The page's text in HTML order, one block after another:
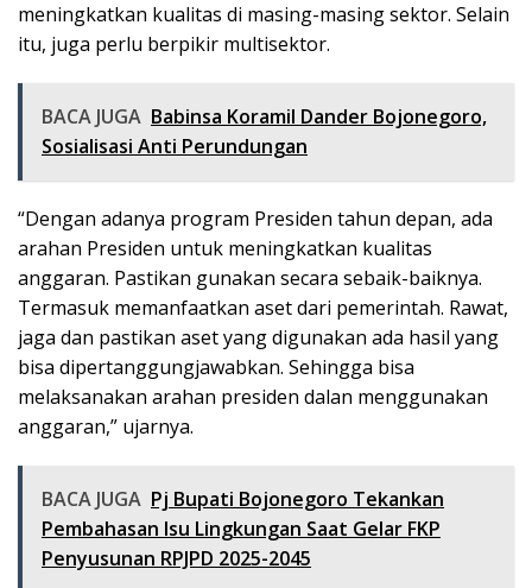
meningkatkan kualitas di masing-masing sektor. Selain
itu, juga perlu berpikir multisektor.
BACA JUGA Babinsa Koramil Dander Bojonegoro,
Sosialisasi Anti Perundungan
“Dengan adanya program Presiden tahun depan, ada
arahan Presiden untuk meningkatkan kualitas
anggaran. Pastikan gunakan secara sebaik-baiknya.
Termasuk memanfaatkan aset dari pemerintah. Rawat,
jaga dan pastikan aset yang digunakan ada hasil yang
bisa dipertanggungjawabkan. Sehingga bisa
melaksanakan arahan presiden dalan menggunakan
anggaran,” ujarnya.
BACA JUGA Pj Bupati Bojonegoro Tekankan
Pembahasan Isu Lingkungan Saat Gelar FKP
Penyusunan RPJPD 2025-2045